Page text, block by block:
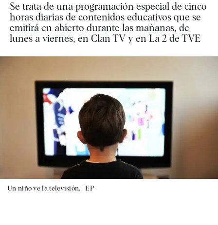
Se trata de una programación especial de cinco
horas diarias de contenidos educativos que se
emitirá en abierto durante las mañanas, de
lunes a viernes, en Clan TV y en La 2 de TVE
Un niño ve la televisión. |EP